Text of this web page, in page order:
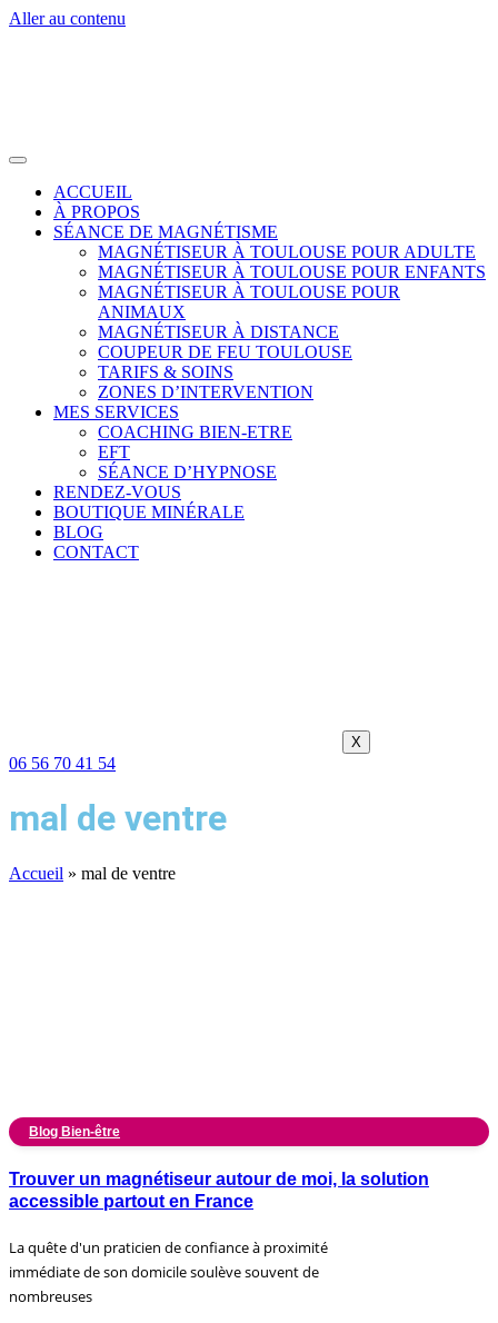
Aller au contenu
ACCUEIL
À PROPOS
SÉANCE DE MAGNÉTISME
MAGNÉTISEUR À TOULOUSE POUR ADULTE
MAGNÉTISEUR À TOULOUSE POUR ENFANTS
MAGNÉTISEUR À TOULOUSE POUR
ANIMAUX
MAGNÉTISEUR À DISTANCE
COUPEUR DE FEU TOULOUSE
TARIFS & SOINS
ZONES D’INTERVENTION
MES SERVICES
COACHING BIEN-ETRE
EFT
SÉANCE D’HYPNOSE
RENDEZ-VOUS
BOUTIQUE MINÉRALE
BLOG
CONTACT
X
06 56 70 41 54
mal de ventre
Accueil » mal de ventre
Blog Bien-être
Trouver un magnétiseur autour de moi, la solution
accessible partout en France
La quête d'un praticien de confiance à proximité
immédiate de son domicile soulève souvent de
nombreuses